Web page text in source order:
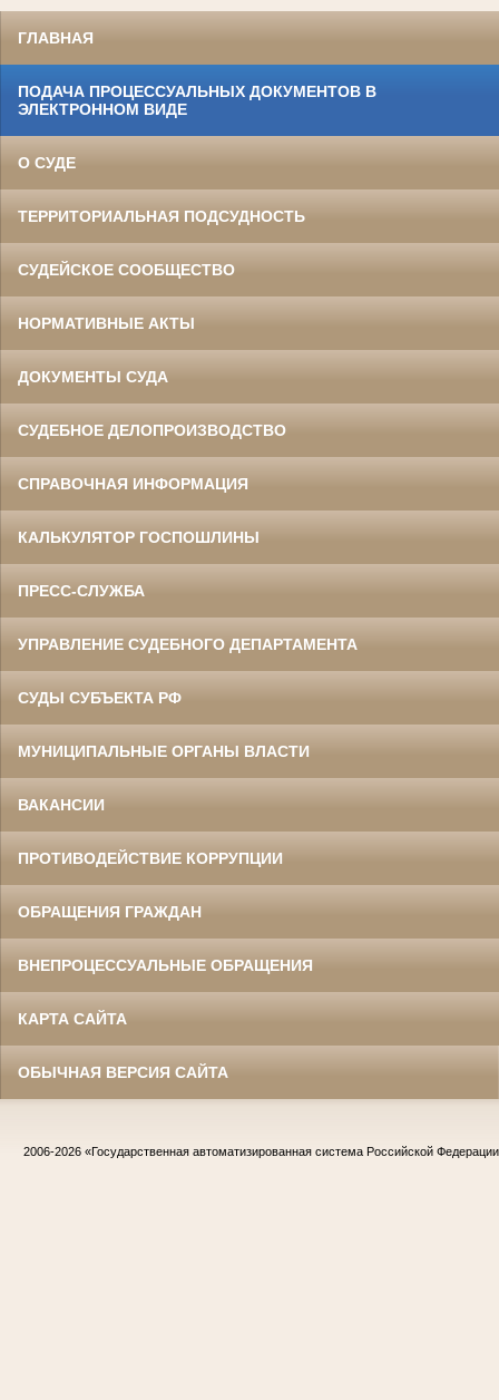
ГЛАВНАЯ
ПОДАЧА ПРОЦЕССУАЛЬНЫХ ДОКУМЕНТОВ В
ЭЛЕКТРОННОМ ВИДЕ
О СУДЕ
ТЕРРИТОРИАЛЬНАЯ ПОДСУДНОСТЬ
СУДЕЙСКОЕ СООБЩЕСТВО
НОРМАТИВНЫЕ АКТЫ
ДОКУМЕНТЫ СУДА
СУДЕБНОЕ ДЕЛОПРОИЗВОДСТВО
СПРАВОЧНАЯ ИНФОРМАЦИЯ
КАЛЬКУЛЯТОР ГОСПОШЛИНЫ
ПРЕСС-СЛУЖБА
УПРАВЛЕНИЕ СУДЕБНОГО ДЕПАРТАМЕНТА
СУДЫ СУБЪЕКТА РФ
МУНИЦИПАЛЬНЫЕ ОРГАНЫ ВЛАСТИ
ВАКАНСИИ
ПРОТИВОДЕЙСТВИЕ КОРРУПЦИИ
ОБРАЩЕНИЯ ГРАЖДАН
ВНЕПРОЦЕССУАЛЬНЫЕ ОБРАЩЕНИЯ
КАРТА САЙТА
ОБЫЧНАЯ ВЕРСИЯ САЙТА
2006-2026 «Государственная автоматизированная система Российской